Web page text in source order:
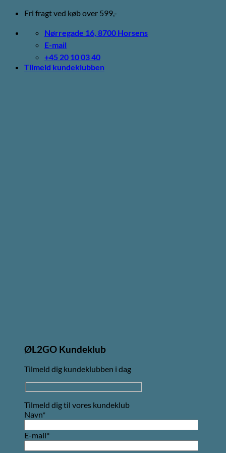
Fortsæt
indhold
Fri fragt ved køb over 599,-
Nørregade 16, 8700 Horsens
E-mail
+45 20 10 03 40
Tilmeld kundeklubben
ØL2GO Kundeklub
Tilmeld dig kundeklubben i dag
Tilmeld dig til vores kundeklub
Navn*
E-mail*